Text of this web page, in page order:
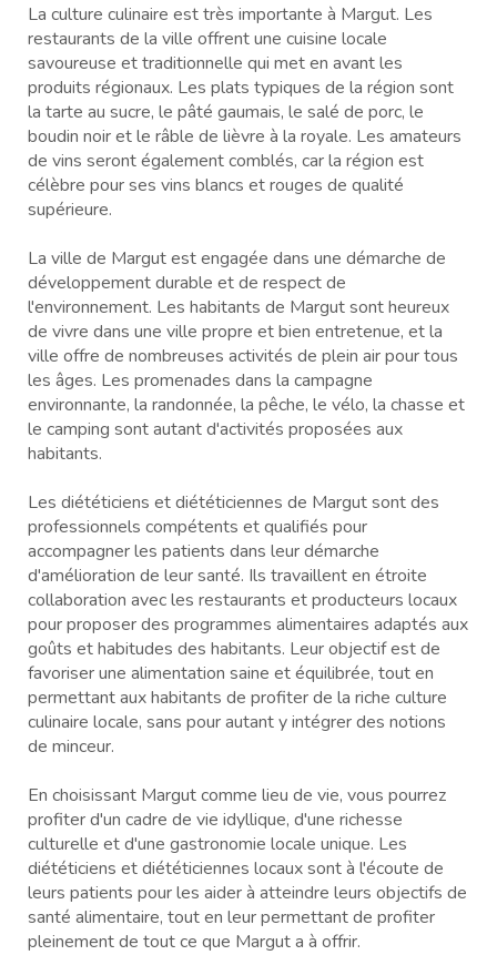
La culture culinaire est très importante à Margut. Les
restaurants de la ville offrent une cuisine locale
savoureuse et traditionnelle qui met en avant les
produits régionaux. Les plats typiques de la région sont
la tarte au sucre, le pâté gaumais, le salé de porc, le
boudin noir et le râble de lièvre à la royale. Les amateurs
de vins seront également comblés, car la région est
célèbre pour ses vins blancs et rouges de qualité
supérieure.
La ville de Margut est engagée dans une démarche de
développement durable et de respect de
l'environnement. Les habitants de Margut sont heureux
de vivre dans une ville propre et bien entretenue, et la
ville offre de nombreuses activités de plein air pour tous
les âges. Les promenades dans la campagne
environnante, la randonnée, la pêche, le vélo, la chasse et
le camping sont autant d'activités proposées aux
habitants.
Les diététiciens et diététiciennes de Margut sont des
professionnels compétents et qualifiés pour
accompagner les patients dans leur démarche
d'amélioration de leur santé. Ils travaillent en étroite
collaboration avec les restaurants et producteurs locaux
pour proposer des programmes alimentaires adaptés aux
goûts et habitudes des habitants. Leur objectif est de
favoriser une alimentation saine et équilibrée, tout en
permettant aux habitants de profiter de la riche culture
culinaire locale, sans pour autant y intégrer des notions
de minceur.
En choisissant Margut comme lieu de vie, vous pourrez
profiter d'un cadre de vie idyllique, d'une richesse
culturelle et d'une gastronomie locale unique. Les
diététiciens et diététiciennes locaux sont à l'écoute de
leurs patients pour les aider à atteindre leurs objectifs de
santé alimentaire, tout en leur permettant de profiter
pleinement de tout ce que Margut a à offrir.